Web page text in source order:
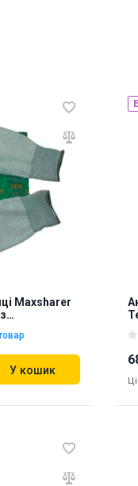
Maxsharer
У кошик